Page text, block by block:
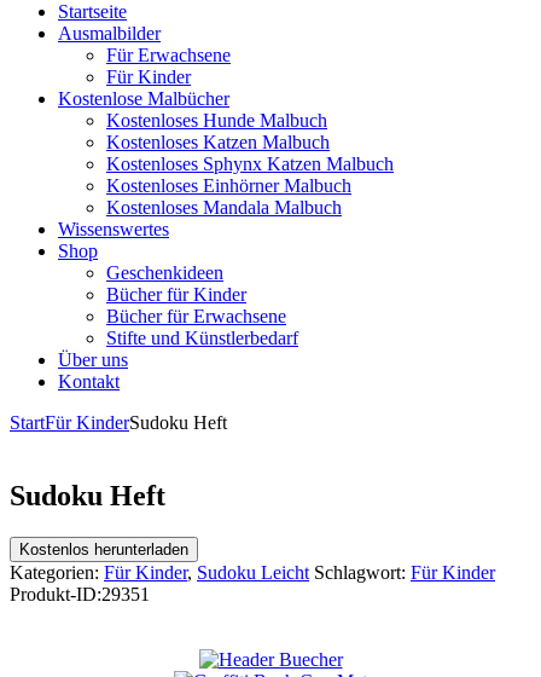
Startseite
Ausmalbilder
Für Erwachsene
Für Kinder
Kostenlose Malbücher
Kostenloses Hunde Malbuch
Kostenloses Katzen Malbuch
Kostenloses Sphynx Katzen Malbuch
Kostenloses Einhörner Malbuch
Kostenloses Mandala Malbuch
Wissenswertes
Shop
Geschenkideen
Bücher für Kinder
Bücher für Erwachsene
Stifte und Künstlerbedarf
Über uns
Kontakt
StartFür KinderSudoku Heft
Sudoku Heft
Kostenlos herunterladen
Kategorien: Für Kinder, Sudoku Leicht Schlagwort: Für Kinder
Produkt-ID:29351